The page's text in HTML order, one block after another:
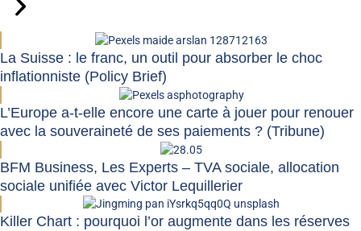
La Suisse : le franc, un outil pour absorber le choc
inflationniste (Policy Brief)
L’Europe a-t-elle encore une carte à jouer pour renouer
avec la souveraineté de ses paiements ? (Tribune)
BFM Business, Les Experts – TVA sociale, allocation
sociale unifiée avec Victor Lequillerier
Killer Chart : pourquoi l’or augmente dans les réserves